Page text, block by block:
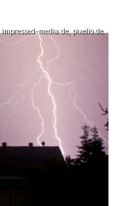
impressed-media.de, pixelio.de